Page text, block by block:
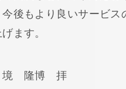
後もより良いサービ
ます。
境 隆博 拝